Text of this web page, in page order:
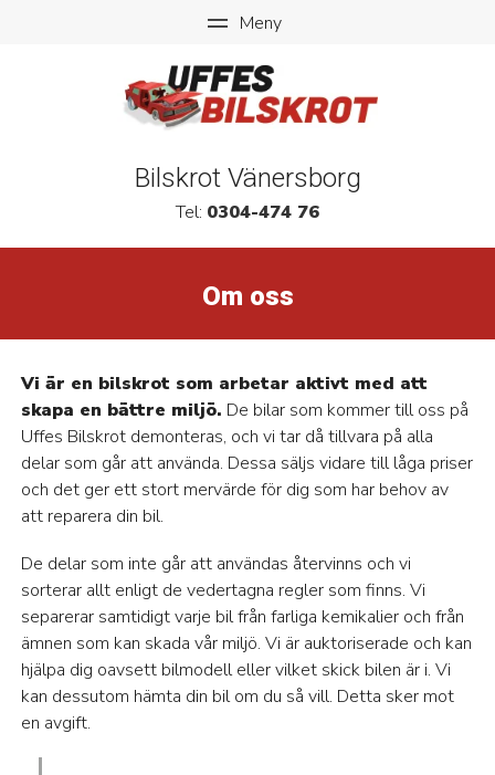
Bilskrot Vänersborg
Tel: 0304-474 76
Om oss
Vi är en bilskrot som arbetar aktivt med att
skapa en bättre miljö. De bilar som kommer till oss på
Uffes Bilskrot demonteras, och vi tar då tillvara på alla
delar som går att använda. Dessa säljs vidare till låga priser
och det ger ett stort mervärde för dig som har behov av
att reparera din bil.
De delar som inte går att användas återvinns och vi
sorterar allt enligt de vedertagna regler som finns. Vi
separerar samtidigt varje bil från farliga kemikalier och från
ämnen som kan skada vår miljö. Vi är auktoriserade och kan
hjälpa dig oavsett bilmodell eller vilket skick bilen är i. Vi
kan dessutom hämta din bil om du så vill. Detta sker mot
en avgift.